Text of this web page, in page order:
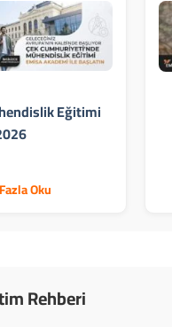
Eğitimi
Oku
Rehberi